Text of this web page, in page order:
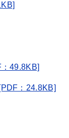
49.8KB]
：24.8KB]